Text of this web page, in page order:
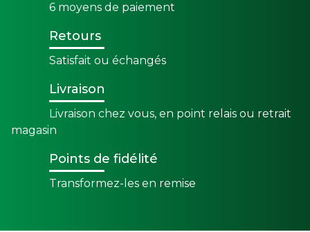
6 moyens de paiement
Retours
Satisfait ou échangés
Livraison
Livraison chez vous, en point relais ou retrait
magasin
Points de fidélité
Transformez-les en remise